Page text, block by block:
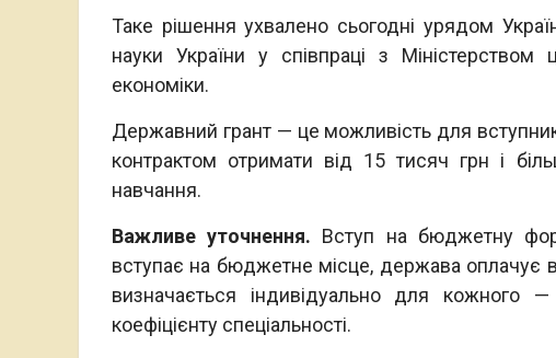
Таке рішення ухвалено сьогодні урядом
науки України у співпраці з Міністерством
економіки.
Державний грант — це можливість для
контрактом отримати від 15 тисяч грн і
навчання.
Важливе уточнення. Вступ на бюджетну
вступає на бюджетне місце, держава оплачує
визначається індивідуально для
коефіцієнту спеціальності.